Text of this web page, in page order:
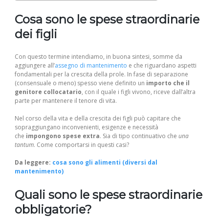
Cosa sono le spese straordinarie
dei figli
Con questo termine intendiamo, in buona sintesi, somme da
aggiungere all’assegno di mantenimento e che riguardano aspetti
fondamentali per la crescita della prole. In fase di separazione
(consensuale o meno) spesso viene definito un importo che il
genitore collocatario, con il quale i figli vivono, riceve dall’altra
parte per mantenere il tenore di vita.
Nel corso della vita e della crescita dei figli può capitare che
sopraggiungano inconvenienti, esigenze e necessità
che impongono spese extra. Sia di tipo continuativo che una
tantum. Come comportarsi in questi casi?
Da leggere: cosa sono gli alimenti (diversi dal
mantenimento)
Quali sono le spese straordinarie
obbligatorie?